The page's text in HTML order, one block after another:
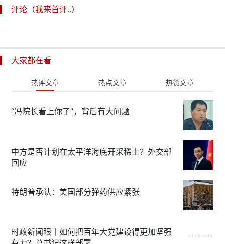
评论（我来首评..）
大家都在看
热评文章 热点文章 热赞文章
“冯院长看上你了”，背后有大问题
中方是否计划在太平洋海底开采稀土？外交部
回应
特朗普承认：美国部分弹药供应紧张
时政新闻眼丨如何把百年大党建设得更加坚强